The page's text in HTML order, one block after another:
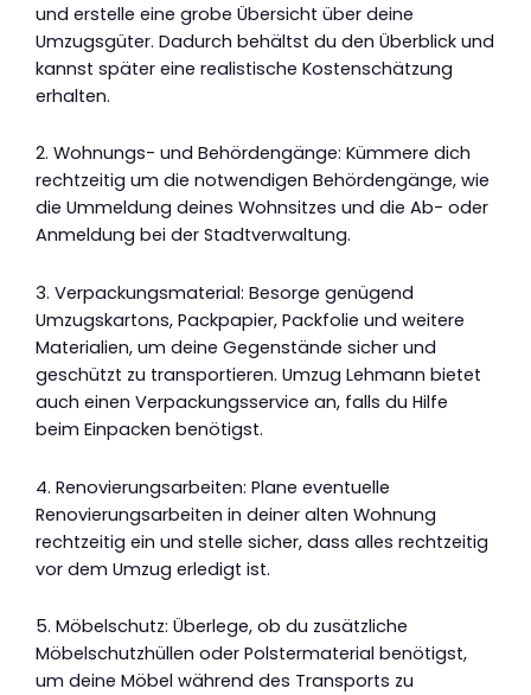
und erstelle eine grobe Übersicht über deine
Umzugsgüter. Dadurch behältst du den Überblick und
kannst später eine realistische Kostenschätzung
erhalten.
2. Wohnungs- und Behördengänge: Kümmere dich
rechtzeitig um die notwendigen Behördengänge, wie
die Ummeldung deines Wohnsitzes und die Ab- oder
Anmeldung bei der Stadtverwaltung.
3. Verpackungsmaterial: Besorge genügend
Umzugskartons, Packpapier, Packfolie und weitere
Materialien, um deine Gegenstände sicher und
geschützt zu transportieren. Umzug Lehmann bietet
auch einen Verpackungsservice an, falls du Hilfe
beim Einpacken benötigst.
4. Renovierungsarbeiten: Plane eventuelle
Renovierungsarbeiten in deiner alten Wohnung
rechtzeitig ein und stelle sicher, dass alles rechtzeitig
vor dem Umzug erledigt ist.
5. Möbelschutz: Überlege, ob du zusätzliche
Möbelschutzhüllen oder Polstermaterial benötigst,
um deine Möbel während des Transports zu